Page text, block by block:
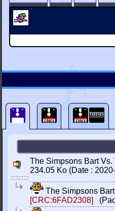
The Simpsons Bart
234.05 Ko (Date :
The Simpsons
[CRC:6FAD2308]